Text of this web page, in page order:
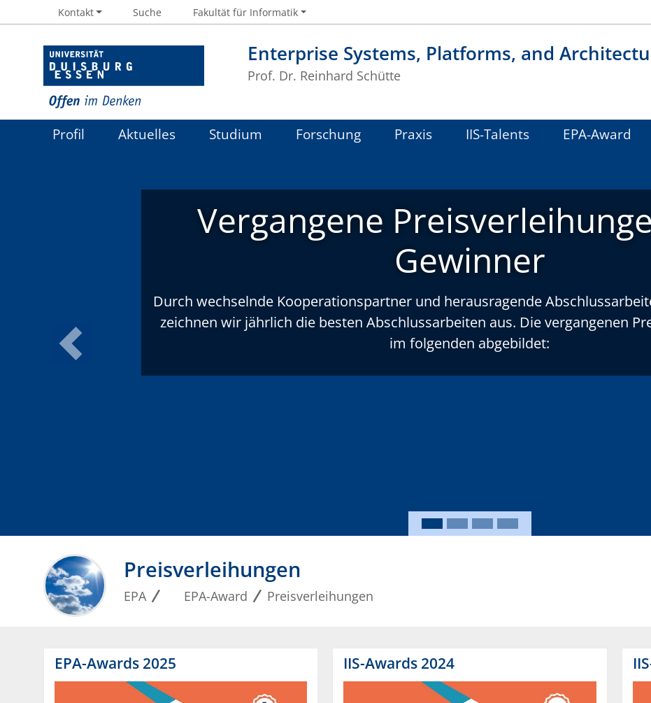
Enterprise Systems, Platforms, and
Prof. Dr. Reinhard Schütte
Kontakt Suche Fakultät für Informatik
Profil Aktuelles Studium Forschung Praxis IIS-Talents EPA-Award
Vergangene
Gewinner
Durch wechselnde Kooperationspartner und herausragende
zeichnen wir jährlich die besten Abschlussarbeiten aus. Die vergangenen
im folgenden abgebildet:
Preisverleihungen
EPA EPA-Award Preisverleihungen
EPA-Awards 2025 IIS-Awards 2024